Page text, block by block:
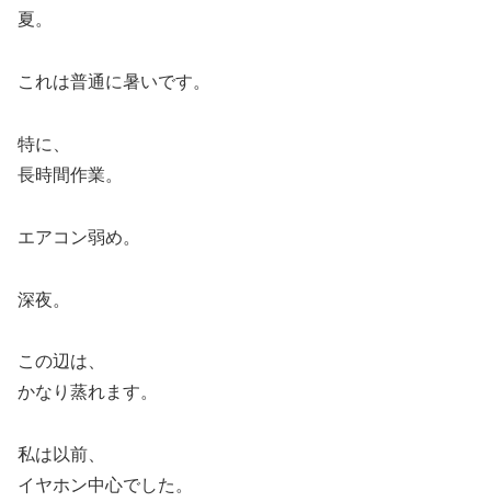
夏。
これは普通に暑いです。
特に、
長時間作業。
エアコン弱め。
深夜。
この辺は、
かなり蒸れます。
私は以前、
イヤホン中心でした。